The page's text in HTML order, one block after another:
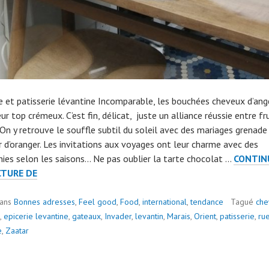
et patisserie lévantine Incomparable, les bouchées cheveux
top crémeux. C’est fin, délicat, juste un alliance réussie entre
y retrouve le souffle subtil du soleil avec des mariages grenade
Les invitations aux voyages ont leur charme avec des
selon les saisons... Ne pas oublier la tarte chocolat …
DEMAISON
Bonnes adresses, Feel good, Food, international,tendance Tagué
, epicerie levantine, gateaux, Invader, levantin, Marais, Orient, patisserie,
, Zaatar